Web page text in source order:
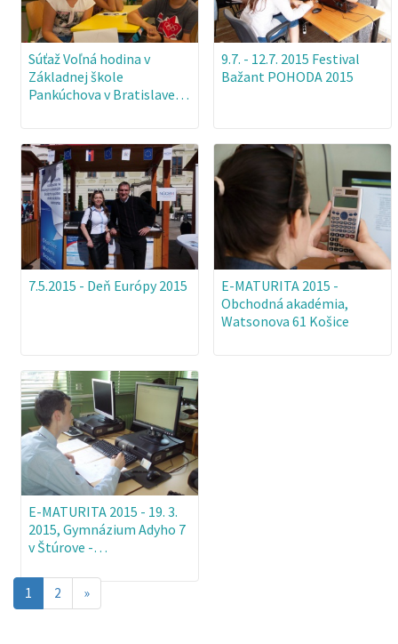
Súťaž Voľná hodina v
Základnej škole
Pankúchova v Bratislave…
9.7. - 12.7. 2015 Festival
Bažant POHODA 2015
7.5.2015 - Deň Európy 2015
E-MATURITA 2015 -
Obchodná akadémia,
Watsonova 61 Košice
E-MATURITA 2015 - 19. 3.
2015, Gymnázium Adyho 7
v Štúrove -…
1 Aktuálna
stránka
2 »